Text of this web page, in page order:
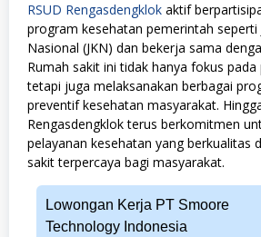
RSUD Rengasdengklok aktif
program kesehatan pemerintah seperti
Nasional (JKN) dan bekerja sama
Rumah sakit ini tidak hanya fokus
tetapi juga melaksanakan berbagai
preventif kesehatan masyarakat.
Rengasdengklok terus berkomitmen
pelayanan kesehatan yang berkualitas
sakit terpercaya bagi masyarakat.
Lowongan Kerja PT Smoore
Technology Indonesia